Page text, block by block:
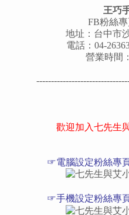
王巧
FB粉絲專
地址：台中市
電話： 04-
營業時間
---------
歡迎加入七先生
☞電腦設定粉絲專
☞手機設定粉絲專